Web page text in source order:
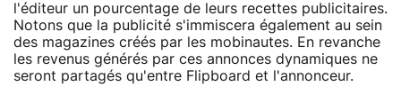
l'éditeur un pourcentage de leurs recettes publicitaires.
Notons que la publicité s'immiscera également au sein
des magazines créés par les mobinautes. En revanche
les revenus générés par ces annonces dynamiques ne
seront partagés qu'entre Flipboard et l'annonceur.